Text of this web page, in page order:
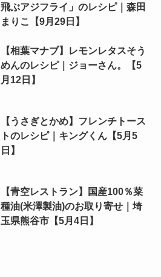
飛ぶアジフライ」のレシピ｜森田
まりこ【9月29日】
【相葉マナブ】レモンレタスそう
めんのレシピ｜ジョーさん。【5
月12日】
【うさぎとかめ】フレンチトース
トのレシピ｜キングくん【5月5
日】
【青空レストラン】国産100％菜
種油(米澤製油)のお取り寄せ｜埼
玉県熊谷市【5月4日】